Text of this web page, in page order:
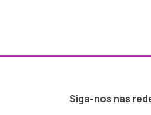
Siga-nos nas